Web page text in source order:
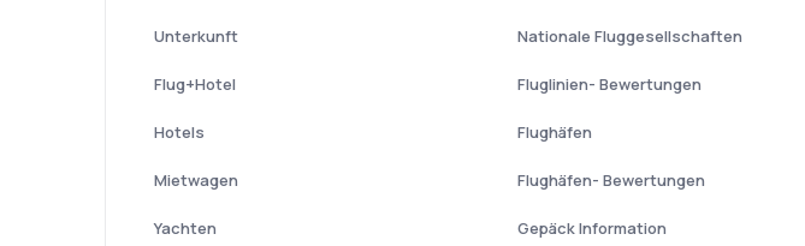
Unterkunft
Flug+Hotel
Hotels
Mietwagen
Yachten
Nationale Fluggesellschaften
Fluglinien- Bewertungen
Flughäfen
Flughäfen- Bewertungen
Gepäck Information